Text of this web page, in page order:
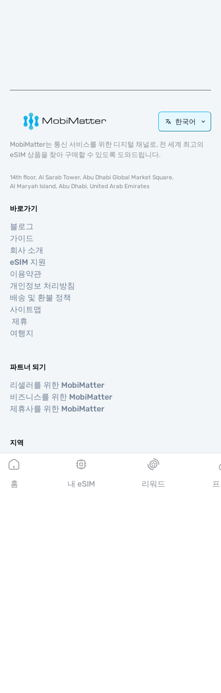
한국어
MobiMatter는 통신 서비스를 위한 디지털 채널로, 전 세계 최고의
eSIM 상품을 찾아 구매할 수 있도록 도와드립니다.
14th floor, Al Sarab Tower, Abu Dhabi Global Market Square,
Al Maryah Island, Abu Dhabi, United Arab Emirates
바로가기
블로그
가이드
회사 소개
eSIM 지원
이용약관
개인정보 처리방침
배송 및 환불 정책
사이트맵
제휴
여행지
파트너 되기
리셀러를 위한 MobiMatter
비즈니스를 위한 MobiMatter
제휴사를 위한 MobiMatter
지역
유럽 eSIM
아시아 eSIM
아메리카 eSIM
홈 내 eSIM 리워드